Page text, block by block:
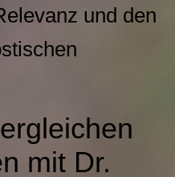
und den
mit Dr.